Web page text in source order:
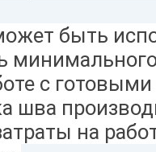
быть
с
шва
на